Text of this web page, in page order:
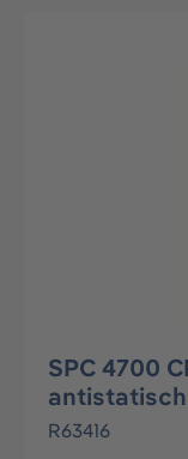
Bildergalerie
SPC 4700
antistatisch
R63416